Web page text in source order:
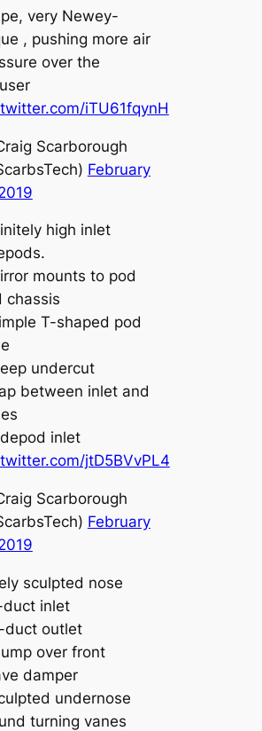
very Newey-
, pushing more air
over the
iTU61fqynH
Scarborough
February
high inlet
mounts to pod
chassis
T-shaped pod
undercut
between inlet and
inlet
jtD5BVvPL4
Scarborough
February
sculpted nose
duct inlet
duct outlet
over front
damper
undernose
turning vanes